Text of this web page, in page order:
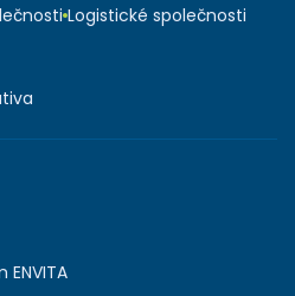
Logistické společnosti